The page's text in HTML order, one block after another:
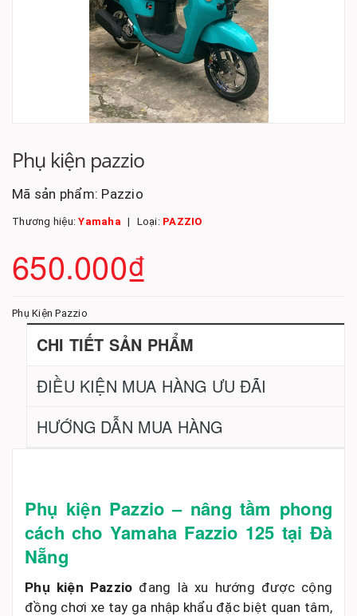
Phụ kiện pazzio
Mã sản phẩm: Pazzio
Thương hiệu:Yamaha Loại: PAZZIO
650.000₫
Phụ Kiện Pazzio
CHI TIẾT SẢN PHẨM
ĐIỀU KIỆN MUA HÀNG ƯU ĐÃI
HƯỚNG DẪN MUA HÀNG
Phụ kiện Pazzio – nâng tầm phong
cách cho Yamaha Fazzio 125 tại Đà
Nẵng
Phụ kiện Pazzio đang là xu hướng được cộng
đồng chơi xe tay ga nhập khẩu đặc biệt quan tâm,